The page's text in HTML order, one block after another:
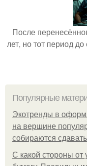
После
лет, но тот период
Популярные
Экотренды в
на вершине
собираются
С какой стороны от